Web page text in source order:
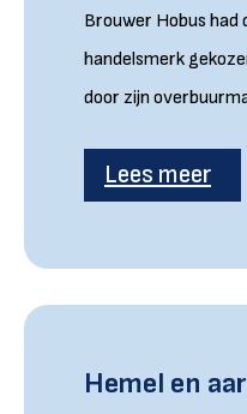
Brouwer Hobus had
handelsmerk
door zijn
Lees meer
Hemel en